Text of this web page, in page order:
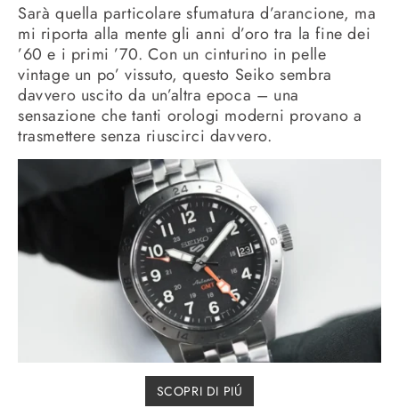
Sarà quella particolare sfumatura d’arancione, ma
mi riporta alla mente gli anni d’oro tra la fine dei
’60 e i primi ’70. Con un cinturino in pelle
vintage un po’ vissuto, questo Seiko sembra
davvero uscito da un’altra epoca – una
sensazione che tanti orologi moderni provano a
trasmettere senza riuscirci davvero.
SCOPRI DI PIÚ